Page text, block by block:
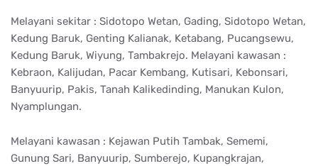
Melayani sekitar : Sidotopo Wetan, Gading, Sidotopo Wetan,
Kedung Baruk, Genting Kalianak, Ketabang, Pucangsewu,
Kedung Baruk, Wiyung, Tambakrejo. Melayani kawasan :
Kebraon, Kalijudan, Pacar Kembang, Kutisari, Kebonsari,
Banyuurip, Pakis, Tanah Kalikedinding, Manukan Kulon,
Nyamplungan.
Melayani kawasan : Kejawan Putih Tambak, Sememi,
Gunung Sari, Banyuurip, Sumberejo, Kupangkrajan,